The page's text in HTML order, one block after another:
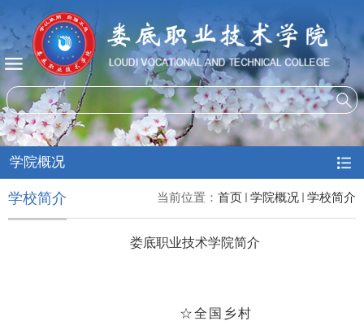
学院概况
当前位置： 首页 学院概况 学校简介
学校简介
娄底职业技术学院简介
☆全国乡村